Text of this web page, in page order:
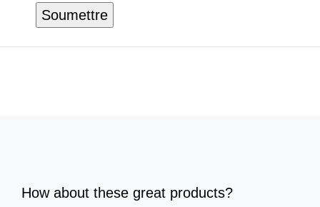
How about these great products?